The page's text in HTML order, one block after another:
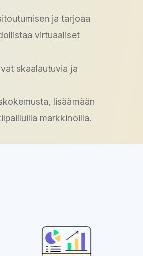
ja tarjoaa
virtuaaliset
skaalautuvia ja
lisäämään
markkinoilla.